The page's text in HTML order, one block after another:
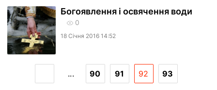
Богоявлення і освячення води
0
18 Сiчня 2016 14:52
... 90 91 92 93